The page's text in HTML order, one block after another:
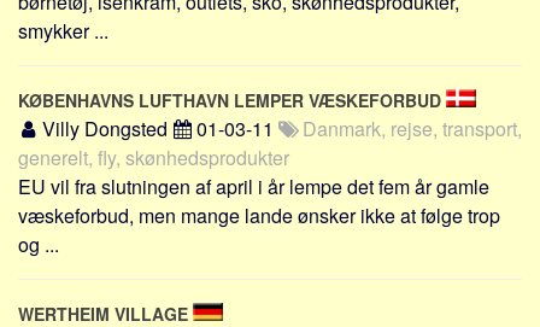
Hjælp
smykker ...
KØBENHAVNS LUFTHAVN LEMPER VÆSKEFORBUD
Villy Dongsted 01-03-11
Danmark, rejse, transport,
generelt, fly, skønhedsprodukter
EU vil fra slutningen af april i år lempe det fem år gamle
væskeforbud, men mange lande ønsker ikke at følge trop
og ...
WERTHEIM VILLAGE